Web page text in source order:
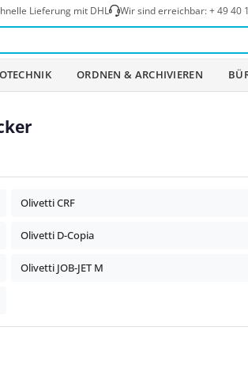
Lieferung mit DHL Wir sind erreichbar:+ 49 40
ORDNEN & ARCHIVIEREN
Olivetti CRF
Olivetti D-Copia
Olivetti JOB-JET M